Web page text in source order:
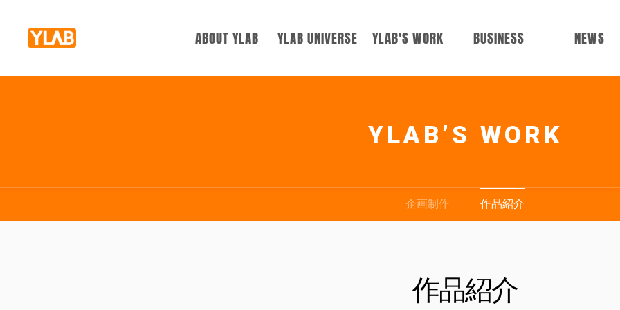
ABOUT YLAB YLAB UNIVERSE YLAB'S WORK BUSINESS NEWS
作品紹介 メディアミッ
YLAB’S WORK
企画制作 作品紹介
作品紹介